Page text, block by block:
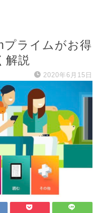
プライムがお得
解説
2020年6月15日